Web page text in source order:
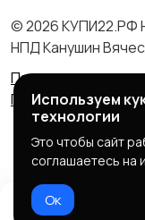
© 2026 КУПИ22.РФ
НПД Канушин
Правила сервиса
Политика
Используем
технологии
Это чтобы сайт
соглашаетесь на
Ок